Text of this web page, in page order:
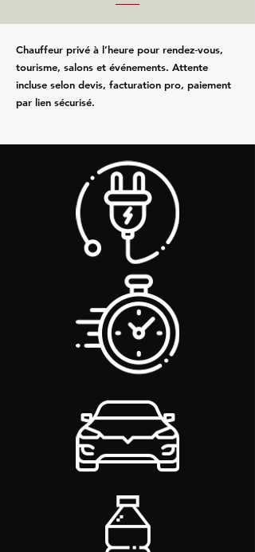
Chauffeur privé à l’heure pour rendez‑vous,
tourisme, salons et événements. Attente
incluse selon devis, facturation pro, paiement
par lien sécurisé.